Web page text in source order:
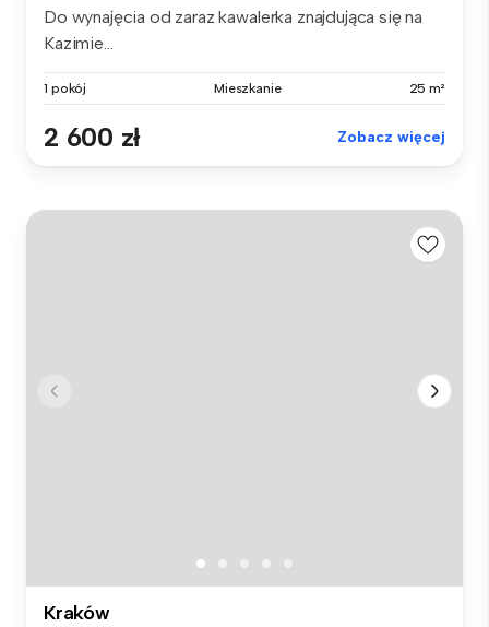
Do wynajęcia od zaraz kawalerka znajdująca się na
Kazimie...
1 pokój Mieszkanie 25 m²
2 600 zł Zobacz więcej
Kraków